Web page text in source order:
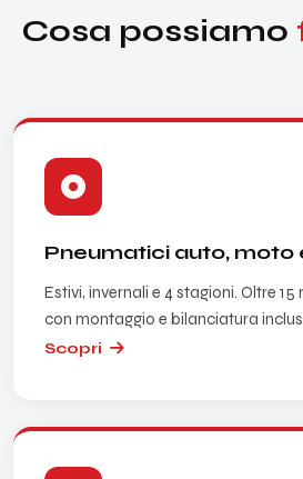
Cosa possiamo
Pneumatici auto, moto
Estivi, invernali e 4 stagioni. Oltre
con montaggio e bilanciatura
Scopri